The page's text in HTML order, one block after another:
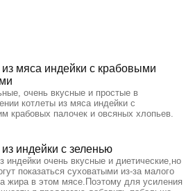
из мяса индейки с крабовыми
очень вкусные и простые в
котлеты из мяса индейки с
крабовых палочек и овсяных хлопьев.
из индейки с зеленью
индейки очень вкусные и диетические,но
показаться суховатыми из-за малого
жира в этом мясе.Поэтому для усиления